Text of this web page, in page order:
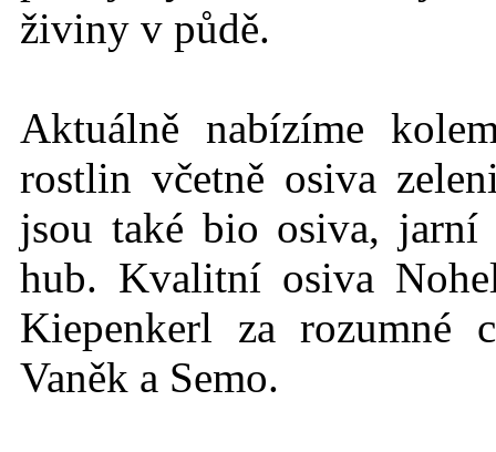
živiny v půdě.
Aktuálně nabízíme
rostlin včetně osiva
jsou také bio osiva,
hub. Kvalitní osiva
Kiepenkerl za rozumné
Vaněk a Semo.